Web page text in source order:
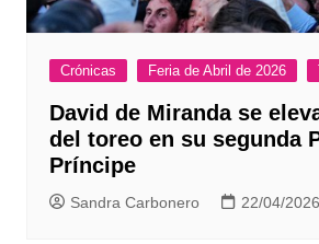
Crónicas Feria de Abril de 2026
David de Miranda se
del toreo en su segunda
Príncipe
Sandra Carbonero 22/04/2026